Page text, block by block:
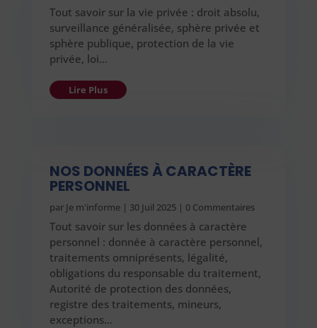
Tout savoir sur la vie privée : droit absolu,
surveillance généralisée, sphère privée et
sphère publique, protection de la vie
privée, loi…
Lire Plus
NOS DONNÉES À CARACTÈRE
PERSONNEL
par Je m'informe| 30 Juil 2025| 0 Commentaires
Tout savoir sur les données à caractère
personnel : donnée à caractère personnel,
traitements omniprésents, légalité,
obligations du responsable du traitement,
Autorité de protection des données,
registre des traitements, mineurs,
exceptions…